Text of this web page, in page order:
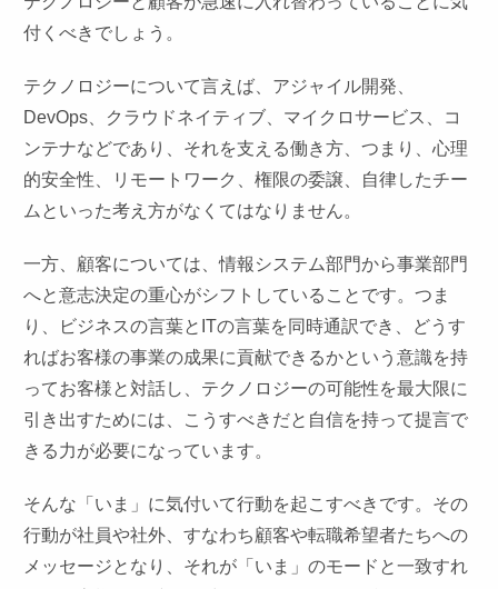
付くべきでしょう。
テクノロジーについて言えば、アジャイル開発、
DevOps、クラウドネイティブ、マイクロサービス、コ
ンテナなどであり、それを支える働き方、つまり、心理
的安全性、リモートワーク、権限の委譲、自律したチー
ムといった考え方がなくてはなりません。
一方、顧客については、情報システム部門から事業部門
へと意志決定の重心がシフトしていることです。つま
り、ビジネスの言葉とITの言葉を同時通訳でき、どうす
ればお客様の事業の成果に貢献できるかという意識を持
ってお客様と対話し、テクノロジーの可能性を最大限に
引き出すためには、こうすべきだと自信を持って提言で
きる力が必要になっています。
そんな「いま」に気付いて行動を起こすべきです。その
行動が社員や社外、すなわち顧客や転職希望者たちへの
メッセージとなり、それが「いま」のモードと一致すれ